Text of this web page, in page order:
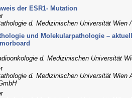
der ESR1- Mutation
d. Medizinischen Universität Wien
und Molekularpathologie –
d. Medizinischen Universität
d. Medizinischen Universität Wien